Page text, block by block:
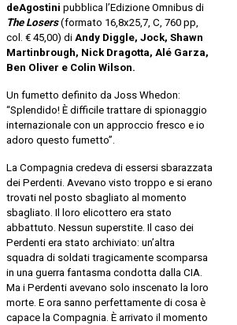
deAgostini pubblica l’Edizione Omnibus di
The Losers(formato 16,8x25,7, C, 760 pp,
col. € 45,00) di Andy Diggle, Jock, Shawn
Martinbrough, Nick Dragotta, Alé Garza,
Ben Oliver e Colin Wilson.
Un fumetto definito da Joss Whedon:
“Splendido! È difficile trattare di spionaggio
internazionale con un approccio fresco e io
adoro questo fumetto”.
La Compagnia credeva di essersi sbarazzata
dei Perdenti. Avevano visto troppo e si erano
trovati nel posto sbagliato al momento
sbagliato. Il loro elicottero era stato
abbattuto. Nessun superstite. Il caso dei
Perdenti era stato archiviato: un’altra
squadra di soldati tragicamente scomparsa
in una guerra fantasma condotta dalla CIA.
Ma i Perdenti avevano solo inscenato la loro
morte. E ora sanno perfettamente di cosa è
capace la Compagnia. È arrivato il momento